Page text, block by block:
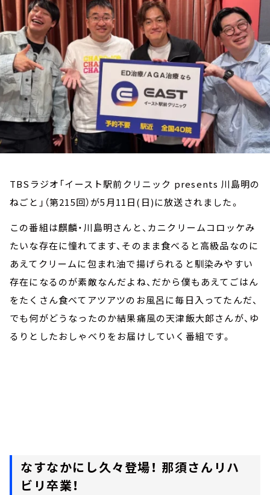
YouTube
会社情報
TBSラジオ「イースト駅前クリニック presents 川島明の
ねごと」（第215回）が5月11日(日)に放送されました。
この番組は麒麟・川島明さんと、カニクリームコロッケみ
たいな存在に憧れてます、そのまま食べると高級品なのに
あえてクリームに包まれ油で揚げられると馴染みやすい
存在になるのが素敵なんだよね、だから僕もあえてごはん
をたくさん食べてアツアツのお風呂に毎日入ってたんだ、
でも何がどうなったのか結果痛風の天津飯大郎さんが、ゆ
るりとしたおしゃべりをお届けしていく番組です。
なすなかにし久々登場！ 那須さんリハ
ビリ卒業！